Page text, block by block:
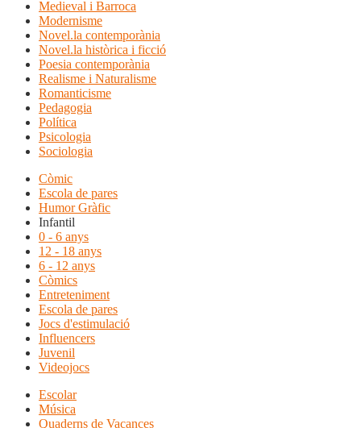
Medieval i Barroca
Modernisme
Novel.la contemporània
Novel.la històrica i ficció
Poesia contemporània
Realisme i Naturalisme
Romanticisme
Pedagogia
Política
Psicologia
Sociologia
Còmic
Escola de pares
Humor Gràfic
Infantil
0 - 6 anys
12 - 18 anys
6 - 12 anys
Còmics
Entreteniment
Escola de pares
Jocs d'estimulació
Influencers
Juvenil
Videojocs
Escolar
Música
Quaderns de Vacances